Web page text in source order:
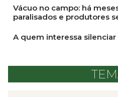
Vácuo no campo: há
paralisados e produtores
A quem interessa